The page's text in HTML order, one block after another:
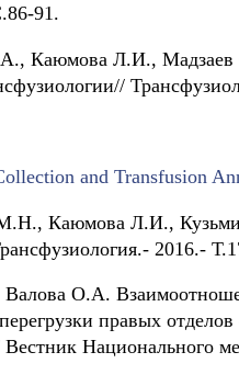
91.
Каюмова Л.И.,
and Transfusion
Каюмова Л.И.,
2016.-
О.А.
правых
Вестник Национального